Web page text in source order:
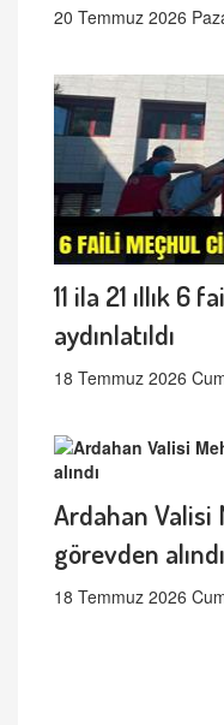
20 Temmuz 2026
11 ila 21 ıllık 6
aydınlatıldı
18 Temmuz 2026
Ardahan Valisi
görevden alındı
18 Temmuz 2026